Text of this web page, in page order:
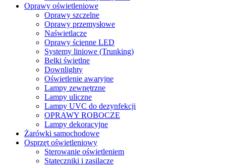
Oprawy oświetleniowe
Oprawy szczelne
Oprawy przemysłowe
Naświetlacze
Oprawy ścienne LED
Systemy liniowe (Trunking)
Belki świetlne
Downlighty
Oświetlenie awaryjne
Lampy zewnętrzne
Lampy uliczne
Lampy UVC do dezynfekcji
OPRAWY ROBOCZE
Lampy dekoracyjne
Żarówki samochodowe
Osprzęt oświetleniowy
Sterowanie oświetleniem
Stateczniki i zasilacze